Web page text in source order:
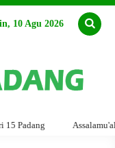
10 Agu 2026
Assalamu'alaikum